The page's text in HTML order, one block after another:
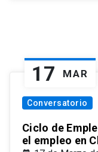
17 MAR
Conversatorio
Ciclo de
el empleo en